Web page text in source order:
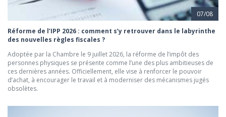
07/08
Réforme de l’IPP 2026 : comment s’y retrouver dans le labyrinthe
des nouvelles règles fiscales ?
Adoptée par la Chambre le 9 juillet 2026, la réforme de l’impôt des
personnes physiques se présente comme l’une des plus ambitieuses de
ces dernières années. Officiellement, elle vise à renforcer le pouvoir
d’achat, à encourager le travail et à moderniser des mécanismes jugés
obsolètes.